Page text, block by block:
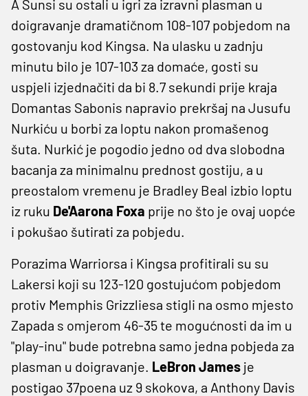
A Sunsi su ostali u igri za izravni plasman u
doigravanje dramatičnom 108-107 pobjedom na
gostovanju kod Kingsa. Na ulasku u zadnju
minutu bilo je 107-103 za domaće, gosti su
uspjeli izjednačiti da bi 8.7 sekundi prije kraja
Domantas Sabonis napravio prekršaj na Jusufu
Nurkiću u borbi za loptu nakon promašenog
šuta. Nurkić je pogodio jedno od dva slobodna
bacanja za minimalnu prednost gostiju, a u
preostalom vremenu je Bradley Beal izbio loptu
iz ruku De'Aarona Foxa prije no što je ovaj uopće
i pokušao šutirati za pobjedu.
Porazima Warriorsa i Kingsa profitirali su su
Lakersi koji su 123-120 gostujućom pobjedom
protiv Memphis Grizzliesa stigli na osmo mjesto
Zapada s omjerom 46-35 te mogućnosti da im u
"play-inu" bude potrebna samo jedna pobjeda za
plasman u doigravanje. LeBron James je
postigao 37poena uz 9 skokova, a Anthony Davis